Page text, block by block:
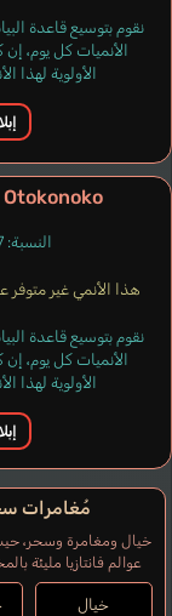
نقوم بتوسيع قاعدة
الأنميات كل يوم،
الأولوية لهذا
النسبة: 16.67%
هذا الأنمي غير متوفر
نقوم بتوسيع قاعدة
الأنميات كل يوم،
الأولوية لهذا
مُغامرات
خيال ومغامرة وسحر،
عوالم فانتازيا مليئة
خيال